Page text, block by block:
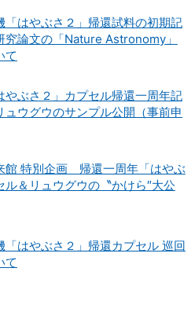
「はやぶさ２」帰還試料の初期記
究論文の「Nature Astronomy」
て
やぶさ２」カプセル帰還一周年記
ウグウのサンプル公開（事前申
館 特別企画 帰還一周年「はやぶ
ル＆リュウグウの〝かけら″大公
「はやぶさ２」帰還カプセル 巡回
て